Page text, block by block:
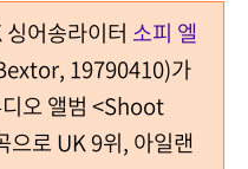
싱어송라이터 소피 엘
19790410)가
오 앨범 <Shoot
로 UK 9위, 아일랜